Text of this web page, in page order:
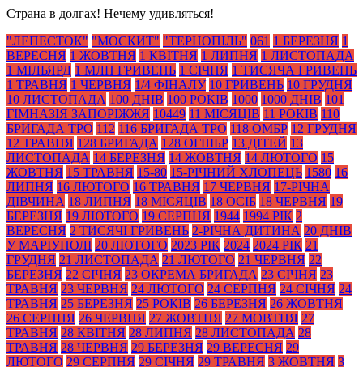
Страна в долгах! Нечему удивляться!
"ЛЕПЕСТОК" "МОСКИТ" "ТЕРНОПІЛЬ" 061 1 БЕРЕЗНЯ 1
ВЕРЕСНЯ 1 ЖОВТНЯ 1 КВІТНЯ 1 ЛИПНЯ 1 ЛИСТОПАДА
1 МІЛЬЯРД 1 МЛН ГРИВЕНЬ 1 СІЧНЯ 1 ТИСЯЧА ГРИВЕНЬ
1 ТРАВНЯ 1 ЧЕРВНЯ 1/4 ФІНАЛУ 10 ГРИВЕНЬ 10 ГРУДНЯ
10 ЛИСТОПАДА 100 ДНІВ 100 РОКІВ 1000 1000 ДНІВ 101
ГІМНАЗІЯ ЗАПОРІЖЖЯ 10449 11 МІСЯЦІВ 11 РОКІВ 110
БРИГАДА ТРО 112 116 БРИГАДА ТРО 118 ОМБР 12 ГРУДНЯ
12 ТРАВНЯ 128 БРИГАДА 128 ОГШБР 13 ДІТЕЙ 13
ЛИСТОПАДА 14 БЕРЕЗНЯ 14 ЖОВТНЯ 14 ЛЮТОГО 15
ЖОВТНЯ 15 ТРАВНЯ 15-80 15-РІЧНИЙ ХЛОПЕЦЬ 1580 16
ЛИПНЯ 16 ЛЮТОГО 16 ТРАВНЯ 17 ЧЕРВНЯ 17-РІЧНА
ДІВЧИНА 18 ЛИПНЯ 18 МІСЯЦІВ 18 ОСІБ 18 ЧЕРВНЯ 19
БЕРЕЗНЯ 19 ЛЮТОГО 19 СЕРПНЯ 1944 1994 РІК 2
ВЕРЕСНЯ 2 ТИСЯЧІ ГРИВЕНЬ 2-РІЧНА ДИТИНА 20 ДНІВ
У МАРІУПОЛІ 20 ЛЮТОГО 2023 РІК 2024 2024 РІК 21
ГРУДНЯ 21 ЛИСТОПАДА 21 ЛЮТОГО 21 ЧЕРВНЯ 22
БЕРЕЗНЯ 22 СІЧНЯ 23 ОКРЕМА БРИГАДА 23 СІЧНЯ 23
ТРАВНЯ 23 ЧЕРВНЯ 24 ЛЮТОГО 24 СЕРПНЯ 24 СІЧНЯ 24
ТРАВНЯ 25 БЕРЕЗНЯ 25 РОКІВ 26 БЕРЕЗНЯ 26 ЖОВТНЯ
26 СЕРПНЯ 26 ЧЕРВНЯ 27 ЖОВТНЯ 27 МОВТНЯ 27
ТРАВНЯ 28 КВІТНЯ 28 ЛИПНЯ 28 ЛИСТОПАДА 28
ТРАВНЯ 28 ЧЕРВНЯ 29 БЕРЕЗНЯ 29 ВЕРЕСНЯ 29
ЛЮТОГО 29 СЕРПНЯ 29 СІЧНЯ 29 ТРАВНЯ 3 ЖОВТНЯ 3